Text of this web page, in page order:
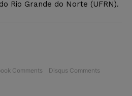
Rio Grande do Norte (UFRN).
Comments Disqus Comments